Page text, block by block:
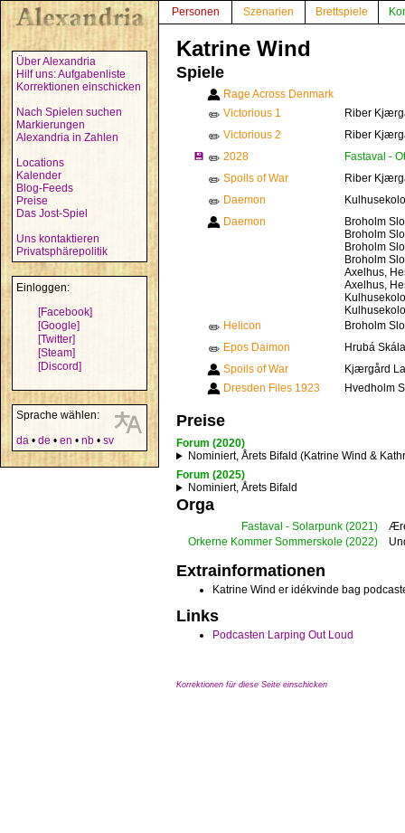
Über Alexandria
Hilf uns: Aufgabenliste
Korrektionen einschicken
Nach Spielen suchen
Markierungen
Alexandria in Zahlen
Locations
Kalender
Blog-Feeds
Preise
Das Jost-Spiel
Uns kontaktieren
Privatsphärepolitik
Einloggen:
[Facebook]
[Google]
[Twitter]
[Steam]
[Discord]
Sprache wählen:
da • de • en • nb • sv
Personen Szenarien Brettspiele
Katrine Wind
Spiele
Rage Across Denmark
✏️ Victorious 1
Riber
✏️ Victorious 2
Riber
💾 ✏️ 2028
Fastaval -
✏️ Spoils of War
Riber
✏️ Daemon
Daemon
Broholm
Broholm
Broholm
Broholm
Axelhus,
Axelhus,
✏️ Helicon
Broholm
✏️ Epos Daimon
Hrubá
Spoils of War
Kjærgård
Dresden Files 1923
Hvedholm
Preise
Forum (2020)
Nominiert, Årets Bifald (Katrine Wind &
Forum (2025)
Nominiert, Årets Bifald
Orga
Fastaval - Solarpunk (2021)
Orkerne Kommer Sommerskole (2022)
Extrainformationen
Katrine Wind er idékvinde bag
Links
Podcasten Larping Out Loud
Korrektionen für diese Seite einschicken